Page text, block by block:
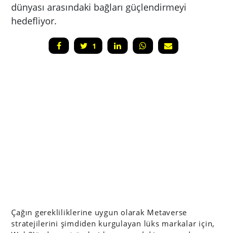
dünyası arasındaki bağları güçlendirmeyi
hedefliyor.
1
Çağın gerekliliklerine uygun olarak Metaverse
stratejilerini şimdiden kurgulayan lüks markalar için,